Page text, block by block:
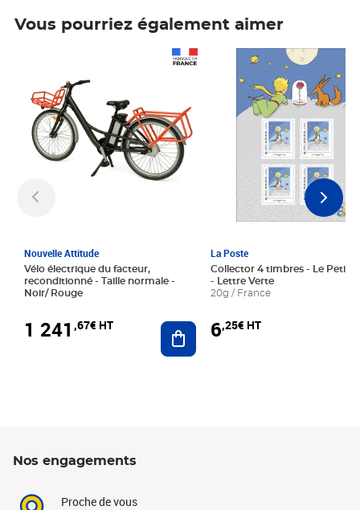
Vous pourriez également aimer
Nouvelle Attitude
Vélo électrique du facteur,
reconditionné - Taille normale -
Noir/ Rouge
1 241 ,67€ HT Ajouter au panier
La Poste
Collector 4 timbres - Le Petit
- Lettre Verte
20g / France
6,25€ HT
Prix 6,25€ HT
Nos engagements
Proche de vous